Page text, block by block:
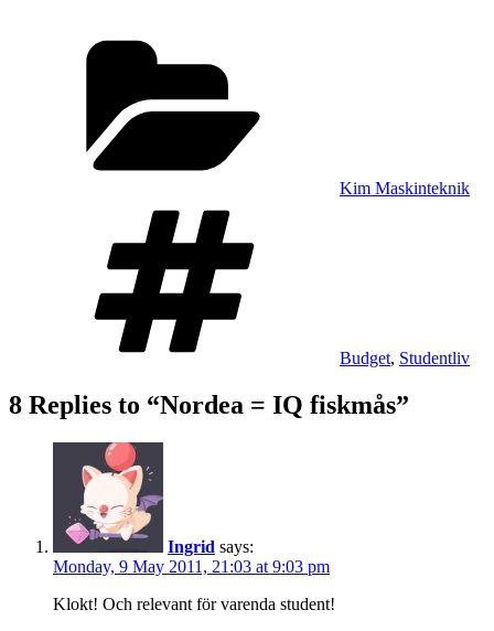
Kim Maskinteknik
Budget, Studentliv
8 Replies to “Nordea = IQ fiskmås”
Ingrid says:
Monday, 9 May 2011, 21:03 at 9:03 pm
Klokt! Och relevant för varenda student!